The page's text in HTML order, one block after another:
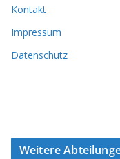
Kontakt
Impressum
Datenschutz
Weitere